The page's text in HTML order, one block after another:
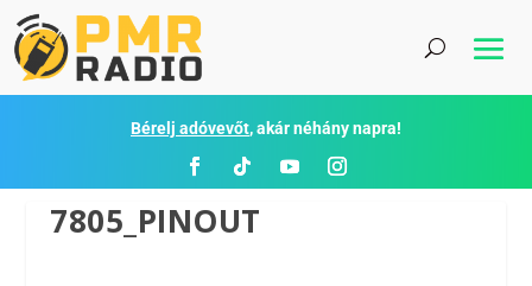
Bérelj adóvevőt, akár néhány napra!
7805_PINOUT